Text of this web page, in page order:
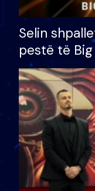
Selin
pestë të
çmimin e